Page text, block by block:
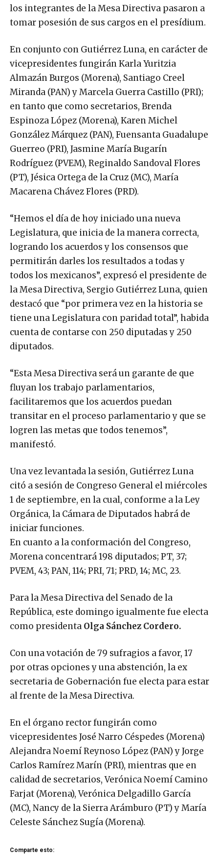
los integrantes de la Mesa Directiva pasaron a
tomar posesión de sus cargos en el presídium.
En conjunto con Gutiérrez Luna, en carácter de
vicepresidentes fungirán Karla Yuritzia
Almazán Burgos (Morena), Santiago Creel
Miranda (PAN) y Marcela Guerra Castillo (PRI);
en tanto que como secretarios, Brenda
Espinoza López (Morena), Karen Michel
González Márquez (PAN), Fuensanta Guadalupe
Guerreo (PRI), Jasmine María Bugarín
Rodríguez (PVEM), Reginaldo Sandoval Flores
(PT), Jésica Ortega de la Cruz (MC), María
Macarena Chávez Flores (PRD).
“Hemos el día de hoy iniciado una nueva
Legislatura, que inicia de la manera correcta,
logrando los acuerdos y los consensos que
permitirán darles los resultados a todas y
todos los mexicanos”, expresó el presidente de
la Mesa Directiva, Sergio Gutiérrez Luna, quien
destacó que “por primera vez en la historia se
tiene una Legislatura con paridad total”, habida
cuenta de contarse con 250 diputadas y 250
diputados.
“Esta Mesa Directiva será un garante de que
fluyan los trabajo parlamentarios,
facilitaremos que los acuerdos puedan
transitar en el proceso parlamentario y que se
logren las metas que todos tenemos”,
manifestó.
Una vez levantada la sesión, Gutiérrez Luna
citó a sesión de Congreso General el miércoles
1 de septiembre, en la cual, conforme a la Ley
Orgánica, la Cámara de Diputados habrá de
iniciar funciones.
En cuanto a la conformación del Congreso,
Morena concentrará 198 diputados; PT, 37;
PVEM, 43; PAN, 114; PRI, 71; PRD, 14; MC, 23.
Para la Mesa Directiva del Senado de la
República, este domingo igualmente fue electa
como presidenta Olga Sánchez Cordero.
Con una votación de 79 sufragios a favor, 17
por otras opciones y una abstención, la ex
secretaria de Gobernación fue electa para estar
al frente de la Mesa Directiva.
En el órgano rector fungirán como
vicepresidentes José Narro Céspedes (Morena)
Alejandra Noemí Reynoso López (PAN) y Jorge
Carlos Ramírez Marín (PRI), mientras que en
calidad de secretarios, Verónica Noemí Camino
Farjat (Morena), Verónica Delgadillo García
(MC), Nancy de la Sierra Arámburo (PT) y María
Celeste Sánchez Sugía (Morena).
Comparte esto: